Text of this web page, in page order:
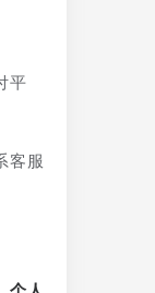
平
客服